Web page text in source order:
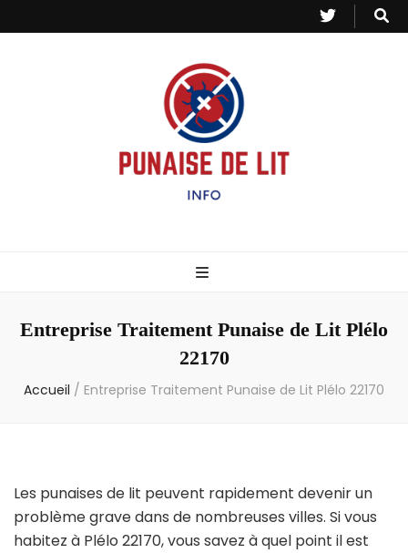
– Info
Entreprise Traitement Punaise de Lit Plélo
22170
Accueil / Entreprise Traitement Punaise de Lit Plélo 22170
Les punaises de lit peuvent rapidement devenir un
problème grave dans de nombreuses villes. Si vous
habitez à Plélo 22170, vous savez à quel point il est